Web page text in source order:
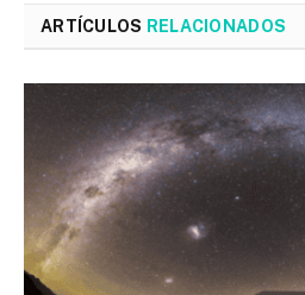
ARTÍCULOS RELACIONADOS